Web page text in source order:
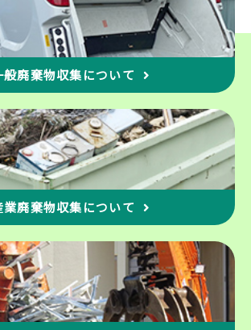
般廃棄物収集について
業廃棄物収集について